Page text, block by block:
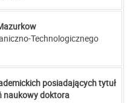
Technologicznego
posiadających tytuł
naukowy doktora